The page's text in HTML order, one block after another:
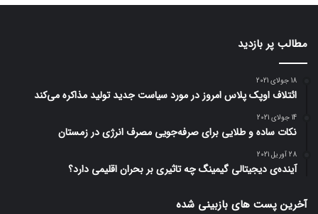
مطالب پر بازدید
18 جولای 2021
ائتلاف اوپک پلاس امروز در مورد سیاست جدید تولید مذاکره می‌کند
14 جولای 2021
نکات ساده و طلایی برای صرفه‌جویی مصرف انرژی در زمستان
28 آوریل 2021
آینده‌ی دیجیتالی گیمینگ چه تاثیری بر بحران اقلیمی دارد؟
آخرین پست های بازبینی شده